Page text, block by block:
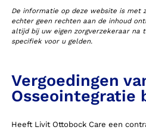
De informatie op deze website is met
echter geen rechten aan de inhoud
altijd bij uw eigen zorgverzekeraar na
specifiek voor u gelden.
Vergoedingen
Osseointegratie
Heeft Livit Ottobock Care een